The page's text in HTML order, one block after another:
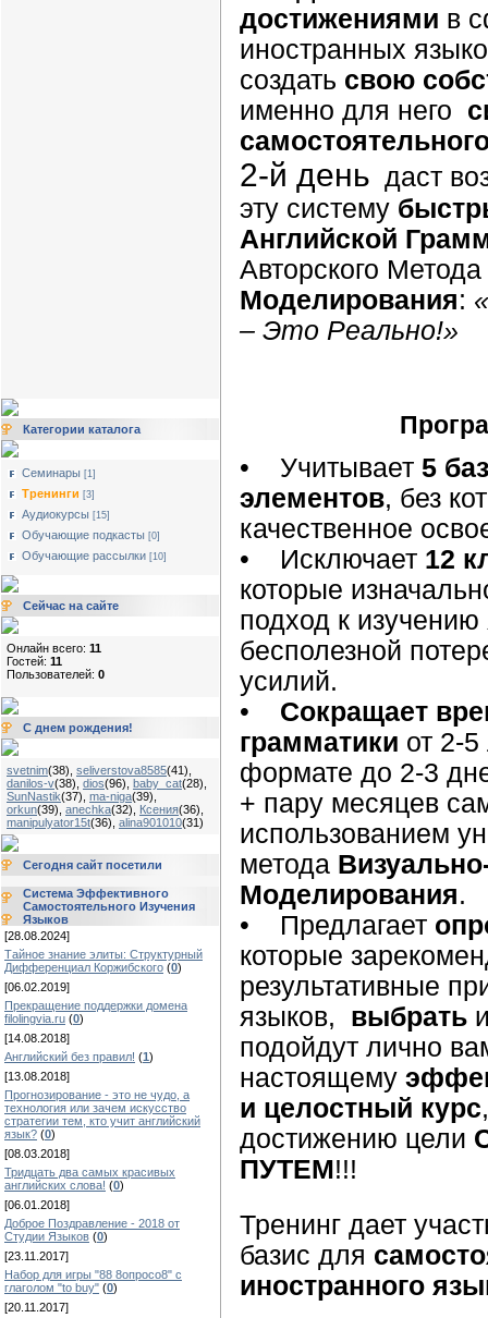
Категории каталога
Семинары [1]
Тренинги [3]
Аудиокурсы [15]
Обучающие подкасты [0]
Обучающие рассылки [10]
Сейчас на сайте
Онлайн всего: 11
Гостей: 11
Пользователей: 0
С днем рождения!
svetnim(38) seliverstova8585(41)
danilos-v(38) dios(96) baby_cat(28)
SunNastik(37) ma-niga(39)
orkun(39) anechka(32) Ксения(36)
manipulyator15t(36) alina901010(31)
Сегодня сайт посетили
Система Эффективного
Самостоятельного Изучения
Языков
[28.08.2024]
Тайное знание элиты: Структурный
Дифференциал Коржибского (0)
[06.02.2019]
Прекращение поддержки домена
filolingvia.ru (0)
[14.08.2018]
Английский без правил! (1)
[13.08.2018]
Прогнозирование - это не чудо, а
технология или зачем искусство
стратегии тем, кто учит английский
язык? (0)
[08.03.2018]
Тридцать два самых красивых
английских слова! (0)
[06.01.2018]
Доброе Поздравление - 2018 от
Студии Языков (0)
[23.11.2017]
Набор для игры "88 8опросо8" с
глаголом "to buy" (0)
[20.11.2017]
достижениями в
иностранных
создать свою
именно для него
2-й день даст
эту систему
Английской
Авторского Метода
Моделирования:
– Это Реально!»
• Учитывает 5
элементов, без
качественное
• Исключает 12
которые
подход к
бесполезной
усилий.
• Сокращает
грамматики от 2-
формате до 2-3
+ пару месяцев
использованием
метода
Моделирования.
• Предлагает
которые
результативные
языков, выбрать
подойдут лично
настоящему
и целостный курс
достижению цели
ПУТЕМ!!!
Тренинг дает
базис для
иностранного